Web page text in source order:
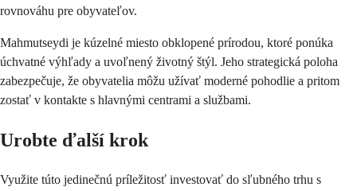
rovnováhu pre obyvateľov.
Mahmutseydi je kúzelné miesto obklopené prírodou, ktoré ponúka
úchvatné výhľady a uvoľnený životný štýl. Jeho strategická poloha
zabezpečuje, že obyvatelia môžu užívať moderné pohodlie a pritom
zostať v kontakte s hlavnými centrami a službami.
Urobte ďalší krok
Využite túto jedinečnú príležitosť investovať do sľubného trhu s